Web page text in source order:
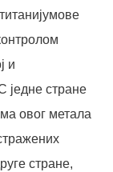
и
једне стране
овог метала
стране,